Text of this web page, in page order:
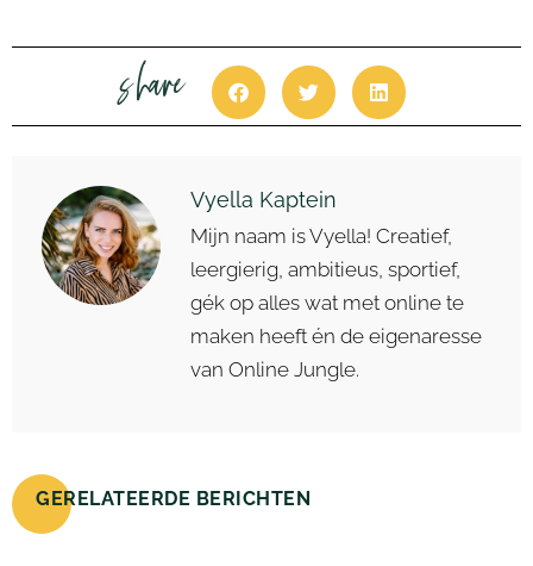
share
Vyella Kaptein
Mijn naam is Vyella! Creatief,
leergierig, ambitieus, sportief,
gék op alles wat met online te
maken heeft én de eigenaresse
van Online Jungle.
GERELATEERDE BERICHTEN